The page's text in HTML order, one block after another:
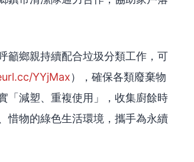
籲鄉親持續配合垃圾分類工作，可
YYjMax），確保各類廢棄物
「減塑、重複使用」，收集廚餘時
惜物的綠色生活環境，攜手為永續